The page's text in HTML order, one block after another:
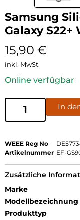
Samsung
Galaxy S22+
15,90 €
inkl. MwSt.
Online verfügbar
In
WEEE Reg No
Artikelnummer EF-
Zusätzliche
Marke
Modellbezeichnung
Produkttyp